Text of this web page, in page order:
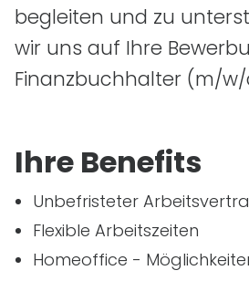
begleiten und zu
wir uns auf Ihre
Finanzbuchhalter (m/
Ihre Benefits
Unbefristeter
Flexible Arbeitszeiten
Homeoffice -